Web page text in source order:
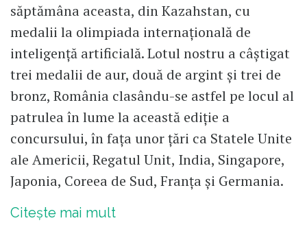
săptămâna aceasta, din Kazahstan, cu
medalii la olimpiada internațională de
inteligență artificială. Lotul nostru a câștigat
trei medalii de aur, două de argint și trei de
bronz, România clasându-se astfel pe locul al
patrulea în lume la această ediție a
concursului, în fața unor țări ca Statele Unite
ale Americii, Regatul Unit, India, Singapore,
Japonia, Coreea de Sud, Franța și Germania.
Citește mai mult